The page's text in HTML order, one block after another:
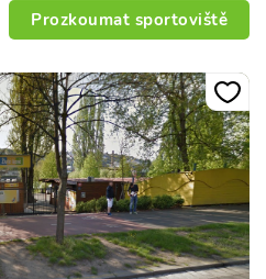
Prozkoumat sportoviště